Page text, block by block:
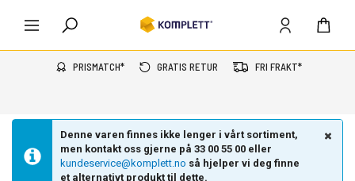
PRISMATCH* GRATIS RETUR FRI FRAKT*
Denne varen finnes ikke lenger i vårt sortiment,
men kontakt oss gjerne på 33 00 55 00 eller
kundeservice@komplett.no så hjelper vi deg finne
et alternativt produkt til dette.